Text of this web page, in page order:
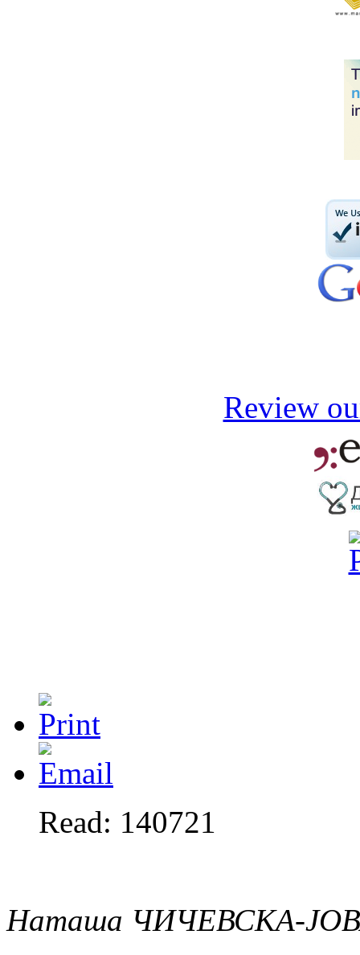
Review
Read: 140721
Наташа ЧИЧЕВСКА-